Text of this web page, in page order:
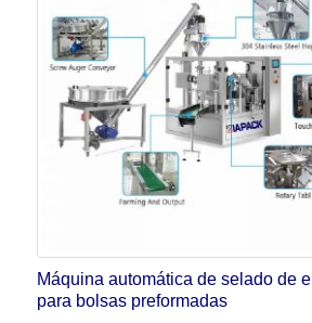
Máquina automática de selado de
para bolsas preformadas